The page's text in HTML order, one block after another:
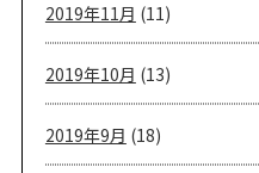
2019年11月 (11)
2019年10月 (13)
2019年9月 (18)